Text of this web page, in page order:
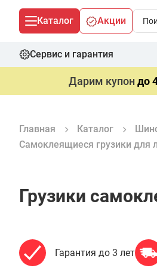
Каталог Акции
Сервис и гарантия
Дарим купондо
Главная Каталог
Самоклеящиеся грузики для
Грузики
Гарантия до 3 лет